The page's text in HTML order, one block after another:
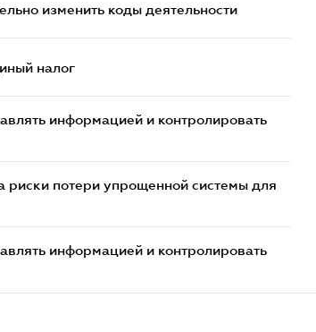
изменить коды деятельности
налог
информацией и контролировать
потери упрощенной системы для
информацией и контролировать